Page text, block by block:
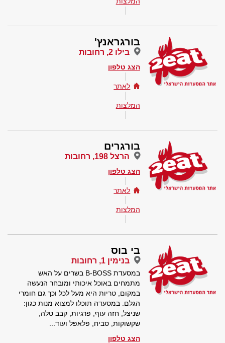
בורגראנץ'
בילו 2, רחובות
הצג טלפון
לאתר
המלצות
בורגרים
הרצל 198, רחובות
הצג טלפון
לאתר
המלצות
בי בוס
בנימין 1, רחובות
במסעדת B-BOSS בשרים על האש
מתמחים באוכל איכותי ומובחר הנעשה
במקום, טריות היא מעל לכל וכך גם חומרי
הגלם. במסעדה תוכלו למצוא מנות כגון:
שניצל, חזה עוף, פרגיות, קבב טלה,
שקשוקות, סביח, פלאפל ועוד...
הצג טלפון